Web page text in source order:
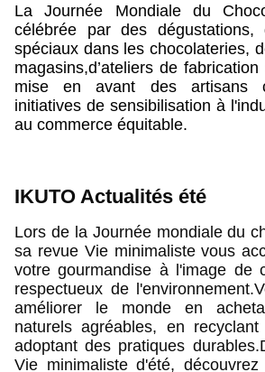
La Journée Mondiale du
célébrée par des dégustations,
spéciaux dans les chocolateries,
magasins,d’ateliers de
mise en avant des artisans
initiatives de sensibilisation à
au commerce équitable.
IKUTO Actualités été
Lors de la Journée mondiale du
sa revue Vie minimaliste vous
votre gourmandise à l'image de
respectueux de
améliorer le monde en
naturels agréables, en
adoptant des pratiques
Vie minimaliste d'été,